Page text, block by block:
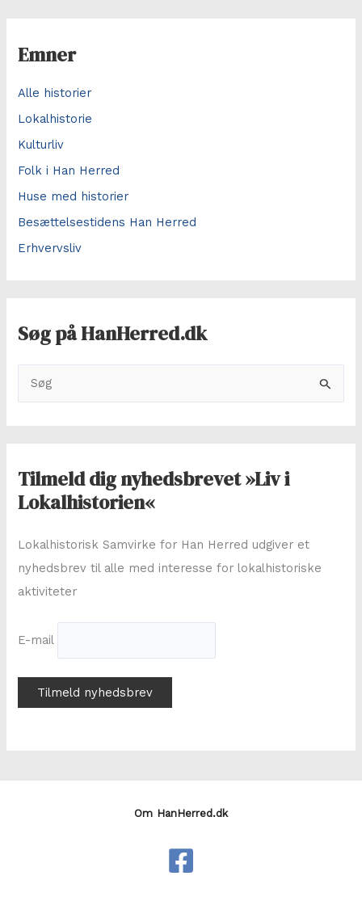
Emner
Alle historier
Lokalhistorie
Kulturliv
Folk i Han Herred
Huse med historier
Besættelsestidens Han Herred
Erhvervsliv
Søg på HanHerred.dk
ø
f
t
r
:
Tilmeld dig nyhedsbrevet »Liv i
Lokalhistorien«
Lokalhistorisk Samvirke for Han Herred udgiver et
nyhedsbrev til alle med interesse for lokalhistoriske
aktiviteter
E-mail
Om HanHerred.dk